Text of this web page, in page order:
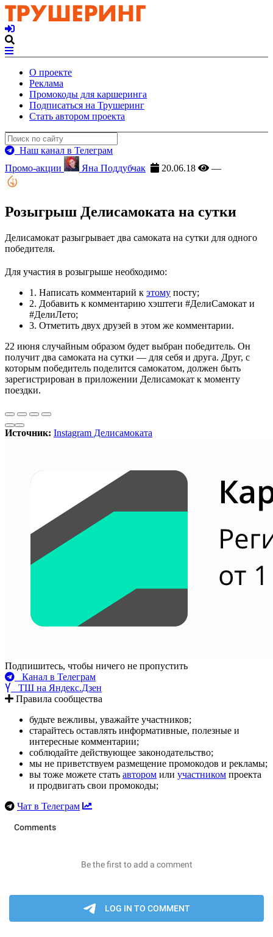
О проекте
Реклама
Промокоды для каршеринга
Подписаться на Трушеринг
Стать автором проекта
Наш канал в Телеграм
Промо-акции
Яна Поддубчак 20.06.18 —
Розыгрыш Делисамоката на сутки
Делисамокат разыгрывает два самоката на сутки для одного
победителя.
Для участия в розыгрыше необходимо:
1. Написать комментарий к этому посту;
2. Добавить к комментарию хэштеги #ДелиСамокат и
#ДелиЛето;
3. Отметить двух друзей в этом же комментарии.
22 июня случайным образом будет выбран победитель. Он
получит два самоката на сутки — для себя и друга. Друг, с
которым победитель поделится самокатом, должен быть
зарегистрирован в приложении Делисамокат к моменту
поездки.
Источник: Instagram Делисамоката
Подпишитесь, чтобы ничего не пропустить
Канал в Телеграм
ТШ на Яндекс.Дзен
Правила сообщества
будьте вежливы, уважайте участников;
старайтесь оставлять информативные, полезные и
интересные комментарии;
соблюдайте действующее законодательство;
мы не приветствуем размещение промокодов и рекламы;
вы тоже можете стать автором или участником проекта
и продвигать свои промокоды;
Чат в Телеграм